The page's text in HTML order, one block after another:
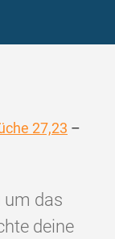
27,23 –
um das
deine